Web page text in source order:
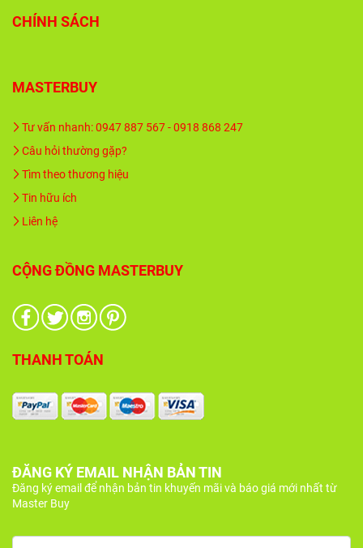
CHÍNH SÁCH
MASTERBUY
Tư vấn nhanh: 0947 887 567 - 0918 868 247
Câu hỏi thường gặp?
Tìm theo thương hiệu
Tin hữu ích
Liên hệ
CỘNG ĐỒNG MASTERBUY
THANH TOÁN
ĐĂNG KÝ EMAIL NHẬN BẢN TIN
Đăng ký email để nhận bản tin khuyến mãi và báo giá mới nhất từ
Master Buy